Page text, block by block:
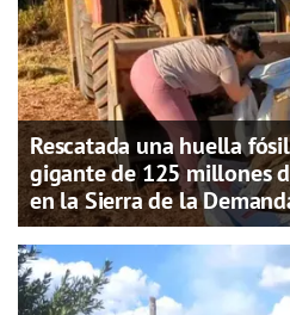
Rescatada una huella
gigante de 125 millones
en la Sierra de la